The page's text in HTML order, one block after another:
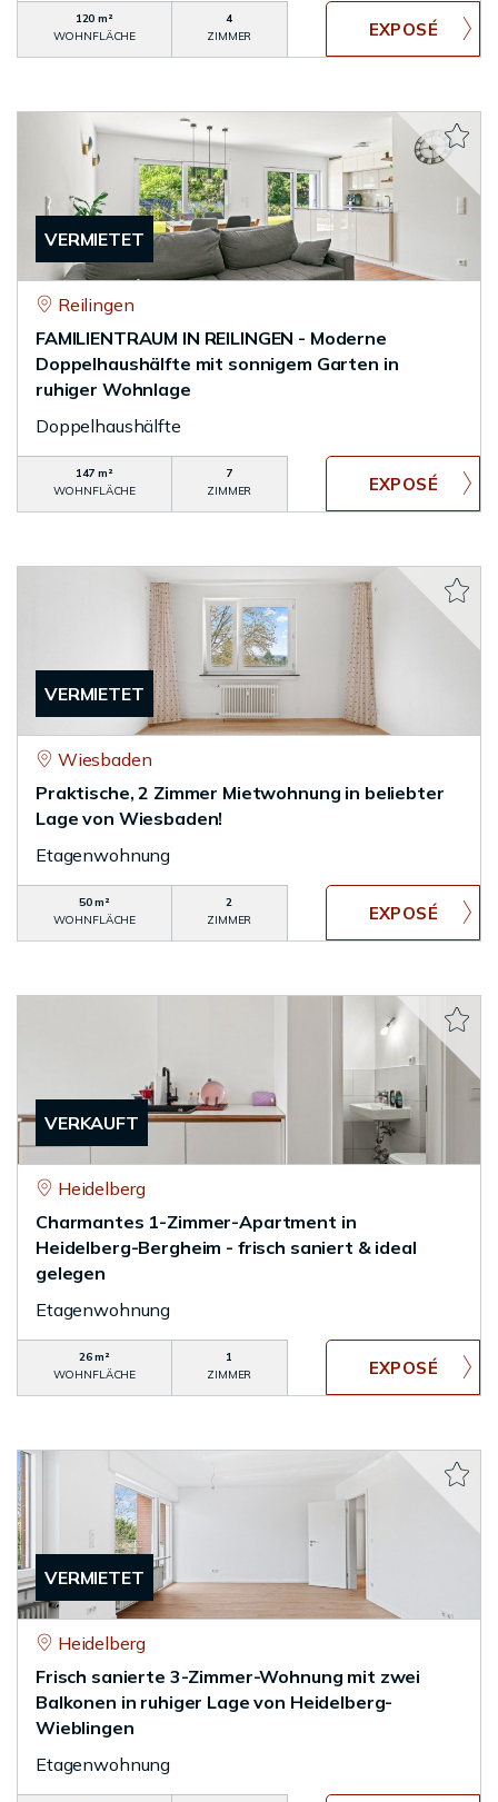
120 m²
WOHNFLÄCHE
4
ZIMMER
VERMIETET
Reilingen
FAMILIENTRAUM IN REILINGEN - Moderne
Doppelhaushälfte mit sonnigem Garten in
ruhiger Wohnlage
Doppelhaushälfte
147 m²
WOHNFLÄCHE
7
ZIMMER
VERMIETET
Wiesbaden
Praktische, 2 Zimmer Mietwohnung in beliebter
Lage von Wiesbaden!
Etagenwohnung
50 m²
WOHNFLÄCHE
2
ZIMMER
VERKAUFT
Heidelberg
Charmantes 1-Zimmer-Apartment in
Heidelberg-Bergheim - frisch saniert & ideal
gelegen
Etagenwohnung
26 m²
WOHNFLÄCHE
1
ZIMMER
VERMIETET
Heidelberg
Frisch sanierte 3-Zimmer-Wohnung mit zwei
Balkonen in ruhiger Lage von Heidelberg-
Wieblingen
Etagenwohnung